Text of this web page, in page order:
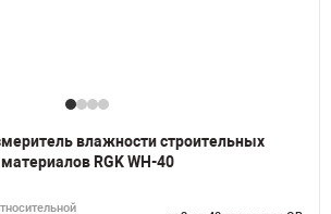
влажности строительных
материалов RGK WH-40